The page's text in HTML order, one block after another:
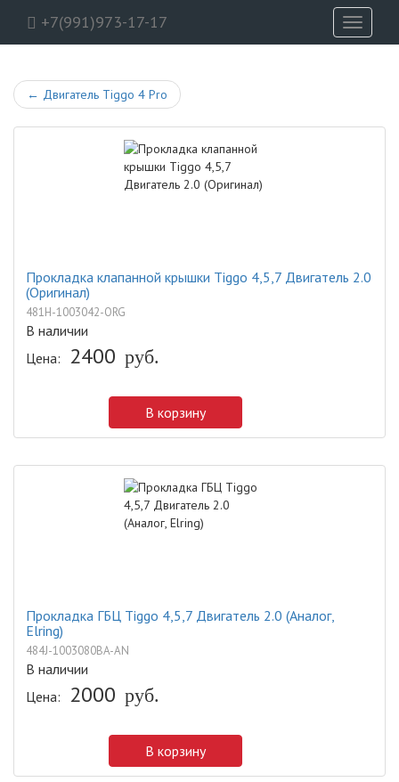
+7(991)973-17-17
Toggle
← Двигатель Tiggo 4 Pro
Прокладка клапанной крышки Tiggo 4,5,7 Двигатель 2.0
(Оригинал)
481H-1003042-ORG
В наличии
Цена: 2400 руб.
В корзину
Прокладка ГБЦ Tiggo 4,5,7 Двигатель 2.0 (Аналог,
Elring)
484J-1003080BA-AN
В наличии
Цена: 2000 руб.
В корзину